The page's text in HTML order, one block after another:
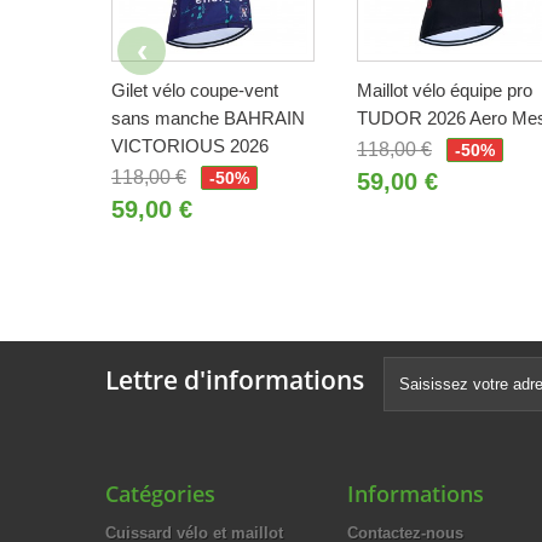
Gilet vélo coupe-vent
sans manche BAHRAIN
VICTORIOUS 2026
118,00 €
-50%
59,00 €
Maillot vélo équipe pro
TUDOR 2026 Aero
118,00 €
-50%
59,00 €
Lettre d'informations
Catégories
Cuissard vélo et maillot
Informations
Contactez-nous